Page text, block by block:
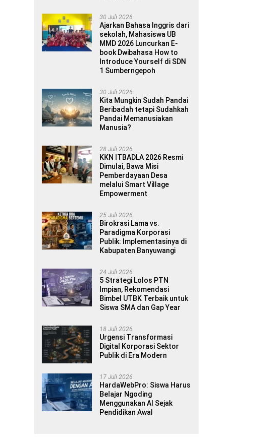
30 Juli 2026
Ajarkan Bahasa Inggris dari
sekolah, Mahasiswa UB
MMD 2026 Luncurkan E-
book Dwibahasa How to
Introduce Yourself di SDN
1 Sumberngepoh
30 Juli 2026
Kita Mungkin Sudah Pandai
Beribadah tetapi Sudahkah
Pandai Memanusiakan
Manusia?
28 Juli 2026
KKN ITBADLA 2026 Resmi
Dimulai, Bawa Misi
Pemberdayaan Desa
melalui Smart Village
Empowerment
25 Juli 2026
Birokrasi Lama vs.
Paradigma Korporasi
Publik: Implementasinya di
Kabupaten Banyuwangi
24 Juli 2026
5 Strategi Lolos PTN
Impian, Rekomendasi
Bimbel UTBK Terbaik untuk
Siswa SMA dan Gap Year
18 Juli 2026
Urgensi Transformasi
Digital Korporasi Sektor
Publik di Era Modern
17 Juli 2026
HardaWebPro: Siswa Harus
Belajar Ngoding
Menggunakan AI Sejak
Pendidikan Awal